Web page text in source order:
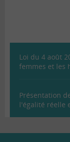
Loi du 4 août
femmes et les
Présentation
l'égalité réelle